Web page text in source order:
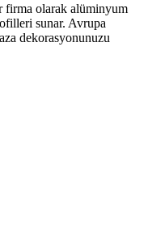
olarak alüminyum
sunar. Avrupa
dekorasyonunuzu